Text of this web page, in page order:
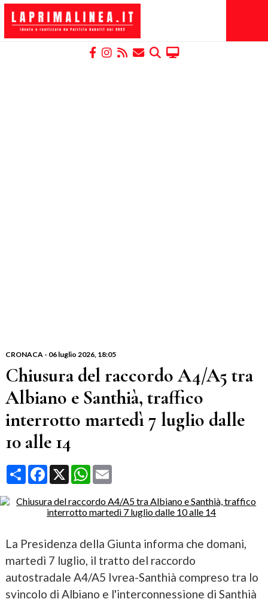
CRONACA- 06 luglio 2026, 18:05
Chiusura del raccordo A4/A5 tra
Albiano e Santhià, traffico
interrotto martedì 7 luglio dalle
10 alle 14
CondividiFacebook
X WhatsApp
Email
La Presidenza della Giunta informa che domani,
martedì 7 luglio, il tratto del raccordo
autostradale A4/A5 Ivrea-Santhià compreso tra lo
svincolo di Albiano e l'interconnessione di Santhià